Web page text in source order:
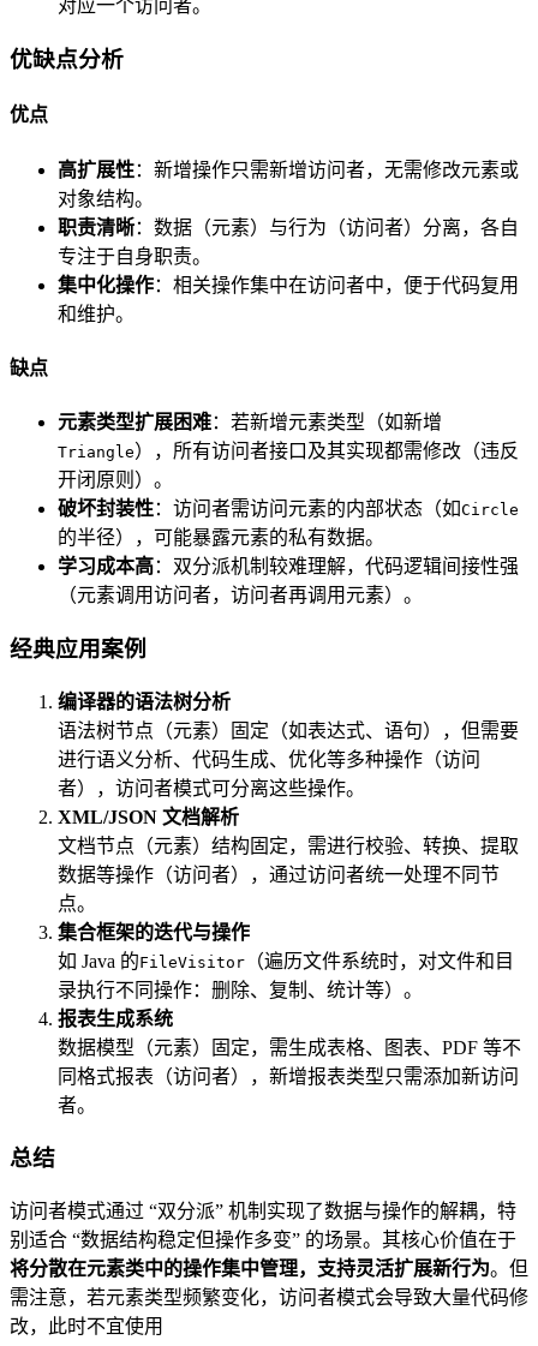
对应一个访问者。
优缺点分析
优点
高扩展性：新增操作只需新增访问者，无需修改元素或
对象结构。
职责清晰：数据（元素）与行为（访问者）分离，各自
专注于自身职责。
集中化操作：相关操作集中在访问者中，便于代码复用
和维护。
缺点
元素类型扩展困难：若新增元素类型（如新增
Triangle），所有访问者接口及其实现都需修改（违反
开闭原则）。
破坏封装性：访问者需访问元素的内部状态（如Circle
的半径），可能暴露元素的私有数据。
学习成本高：双分派机制较难理解，代码逻辑间接性强
（元素调用访问者，访问者再调用元素）。
经典应用案例
编译器的语法树分析
语法树节点（元素）固定（如表达式、语句），但需要
进行语义分析、代码生成、优化等多种操作（访问
者），访问者模式可分离这些操作。
XML/JSON 文档解析
文档节点（元素）结构固定，需进行校验、转换、提取
数据等操作（访问者），通过访问者统一处理不同节
点。
集合框架的迭代与操作
如 Java 的FileVisitor （遍历文件系统时，对文件和目
录执行不同操作：删除、复制、统计等）。
报表生成系统
数据模型（元素）固定，需生成表格、图表、PDF 等不
同格式报表（访问者），新增报表类型只需添加新访问
者。
总结
访问者模式通过 “双分派” 机制实现了数据与操作的解耦，特
别适合 “数据结构稳定但操作多变” 的场景。其核心价值在于
将分散在元素类中的操作集中管理，支持灵活扩展新行为。但
需注意，若元素类型频繁变化，访问者模式会导致大量代码修
改，此时不宜使用